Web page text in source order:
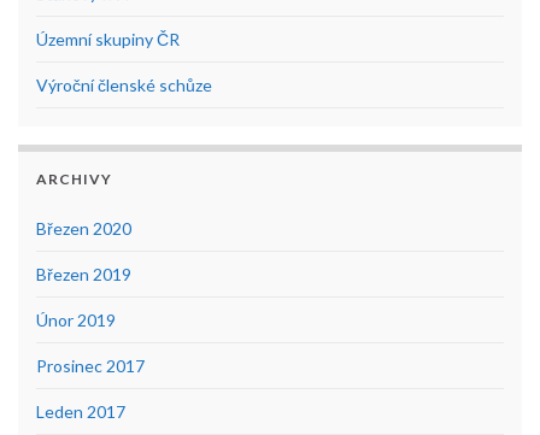
Územní skupiny ČR
Výroční členské schůze
ARCHIVY
Březen 2020
Březen 2019
Únor 2019
Prosinec 2017
Leden 2017